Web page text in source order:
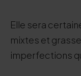
Elle sera
mixtes et
imperfections